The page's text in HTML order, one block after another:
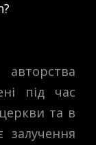
під час
та в
залучення